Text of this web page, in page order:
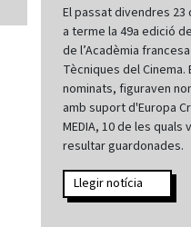
El passat divendres
a terme la 49a edició
de l’Acadèmia
Tècniques del
nominats, figuraven
amb suport d'Europa
MEDIA, 10 de les quals
resultar guardonades.
Llegir notícia